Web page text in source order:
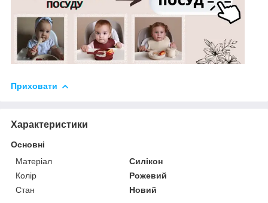
Приховати
Характеристики
Основні
Матеріал
Силікон
Колір
Рожевий
Стан
Новий